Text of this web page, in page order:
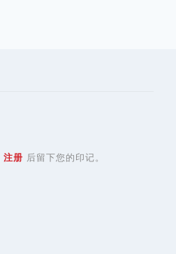
注册 后留下您的印记。